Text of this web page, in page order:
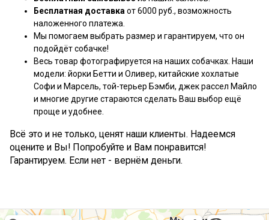
Бесплатная доставка от 6000 руб., возможность
наложенного платежа.
Мы помогаем выбрать размер и гарантируем, что он
подойдёт собачке!
Весь товар фотографируется на наших собачках. Наши
модели: йорки Бетти и Оливер, китайские хохлатые
Софи и Марсель, той-терьер Бэмби, джек рассел Майло
и многие другие стараются сделать Ваш выбор ещё
проще и удобнее.
Всё это и не только, ценят наши клиенты. Надеемся
оцените и Вы! Попробуйте и Вам понравится!
Гарантируем. Если нет - вернём деньги.